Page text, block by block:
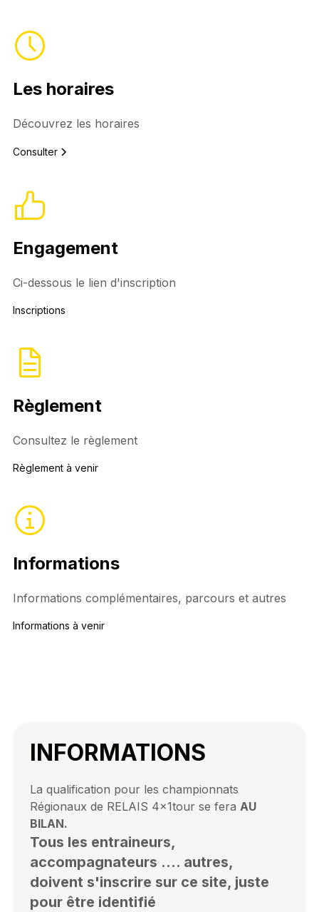
Les horaires
Découvrez les horaires
Consulter
Engagement
Ci-dessous le lien d'inscription
Inscriptions
Règlement
Consultez le règlement
Règlement à venir
Informations
Informations complémentaires, parcours et autres
Informations à venir
INFORMATIONS
La qualification pour les championnats
Régionaux de RELAIS 4x1tour se fera AU
BILAN.
Tous les entraineurs,
accompagnateurs .... autres,
doivent s'inscrire sur ce site, juste
pour être identifié